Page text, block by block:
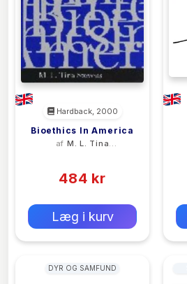
Hardback, 2000
Bioethics In America
af M. L. Tina
484 kr
Læg i kurv
DYR OG SAMFUND